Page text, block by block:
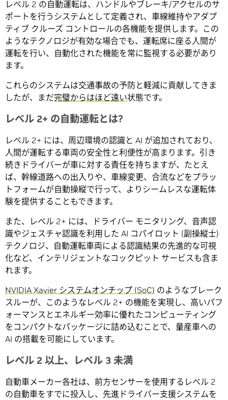
レベル 2 の自動運転は、ハンドルやブレーキ/アクセルのサ
ポートを行うシステムとして定義され、車線維持やアダプ
ティブ クルーズ コントロールの各機能を提供します。この
ようなテクノロジが有効な場合でも、運転席に座る人間が
運転を行い、自動化された機能を常に監視する必要があり
ます。
これらのシステムは交通事故の予防と軽減に貢献してきま
したが、まだ完璧からはほど遠い状態です。
レベル 2+ の自動運転とは?
レベル 2+ には、周辺環境の認識と AI が追加されており、
人間が運転する車両の安全性と利便性が高まります。引き
続きドライバーが車に対する責任を持ちますが、たとえ
ば、幹線道路への出入りや、車線変更、合流などをプラッ
トフォームが自動操縦で行って、よりシームレスな運転体
験を提供することもできます。
また、レベル 2+ には、ドライバー モニタリング、音声認
識やジェスチャ認識を利用した AI コパイロット (副操縦士)
テクノロジ、自動運転車両による認識結果の先進的な可視
化など、インテリジェントなコックピット サービスも含ま
れます。
NVIDIA Xavier システムオンチップ (SoC) のようなブレーク
スルーが、このようなレベル 2+ の機能を実現し、高いパフ
ォーマンスとエネルギー効率に優れたコンピューティング
をコンパクトなパッケージに詰め込むことで、量産車への
AI の搭載を可能にしています。
レベル 2 以上、レベル 3 未満
自動車メーカー各社は、前方センサーを使用するレベル 2
の自動車をすでに投入し、先進ドライバー支援システムを